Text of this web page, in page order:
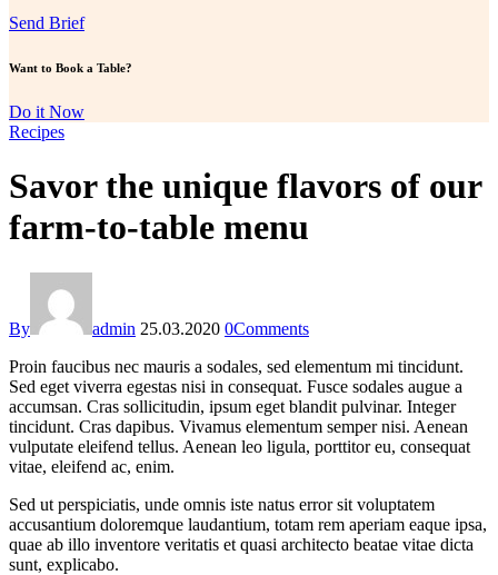
Send Brief
Want to Book a Table?
Do it Now
Recipes
Savor the unique flavors of our
farm-to-table menu
By admin 25.03.2020 0Comments
Proin faucibus nec mauris a sodales, sed elementum mi tincidunt.
Sed eget viverra egestas nisi in consequat. Fusce sodales augue a
accumsan. Cras sollicitudin, ipsum eget blandit pulvinar. Integer
tincidunt. Cras dapibus. Vivamus elementum semper nisi. Aenean
vulputate eleifend tellus. Aenean leo ligula, porttitor eu, consequat
vitae, eleifend ac, enim.
Sed ut perspiciatis, unde omnis iste natus error sit voluptatem
accusantium doloremque laudantium, totam rem aperiam eaque ipsa,
quae ab illo inventore veritatis et quasi architecto beatae vitae dicta
sunt, explicabo.